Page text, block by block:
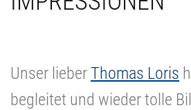
Unser lieberThomas Loris
begleitet und wieder tolle